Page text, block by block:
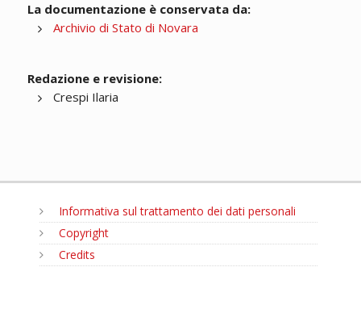
La documentazione è conservata da:
Archivio di Stato di Novara
Redazione e revisione:
Crespi Ilaria
Informativa sul trattamento dei dati personali
Copyright
Credits